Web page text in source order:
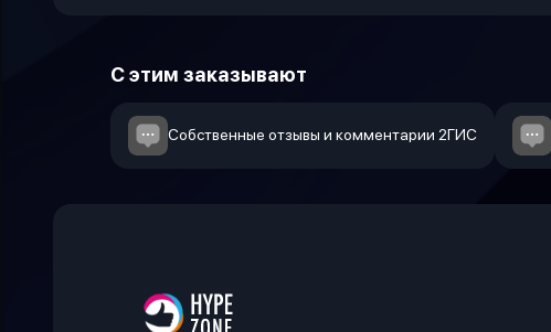
С этим заказывают
Собственные отзывы и комментарии 2ГИС